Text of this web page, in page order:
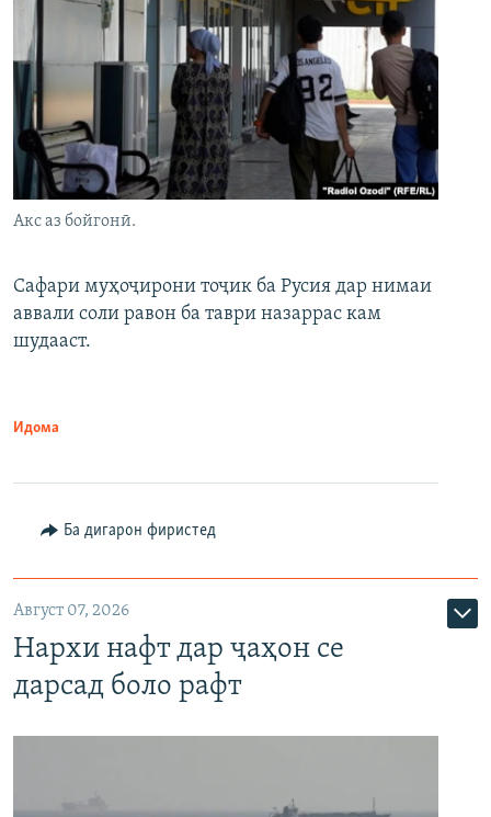
Акс аз бойгонӣ.
Сафари муҳоҷирони тоҷик ба Русия дар нимаи
аввали соли равон ба таври назаррас кам
шудааст.
Идома
Ба дигарон фиристед
Август 07, 2026
Нархи нафт дар ҷаҳон се
дарсад боло рафт